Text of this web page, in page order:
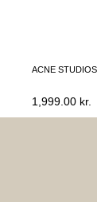
ACNE
1,999.00 kr.